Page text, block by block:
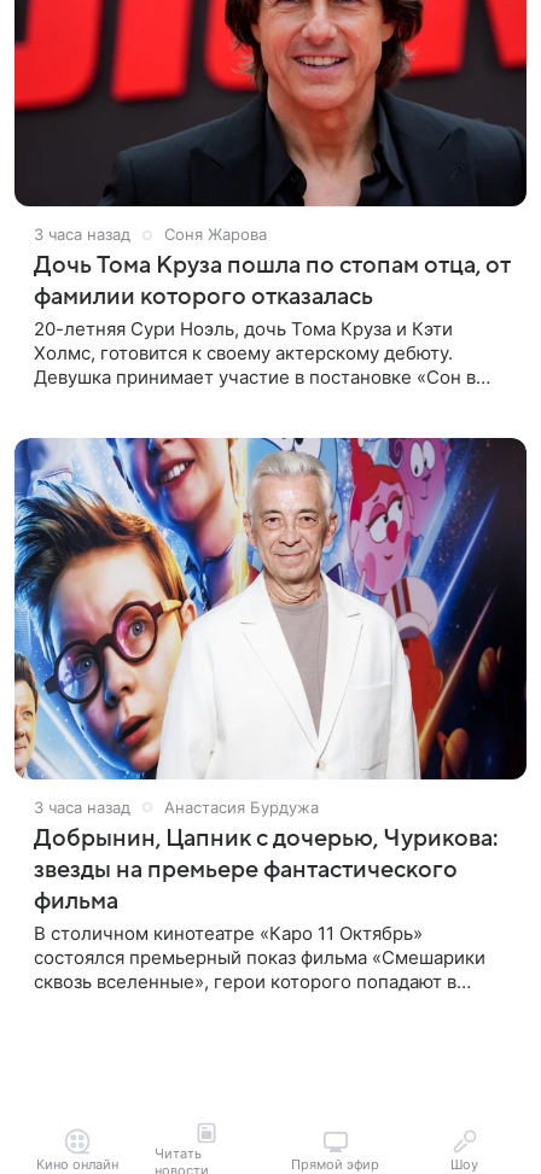
3 часа назад Соня Жарова
Дочь Тома Круза пошла по стопам отца, от
фамилии которого отказалась
20-летняя Сури Ноэль, дочь Тома Круза и Кэти
Холмс, готовится к своему актерскому дебюту.
Девушка принимает участие в постановке «Сон в
3 часа назад Анастасия Бурдужа
Добрынин, Цапник с дочерью, Чурикова:
звезды на премьере фантастического
фильма
В столичном кинотеатре «Каро 11 Октябрь»
состоялся премьерный показ фильма «Смешарики
сквозь вселенные», герои которого попадают в
Кино онлайн
Читать
новости
Прямой эфир Шоу